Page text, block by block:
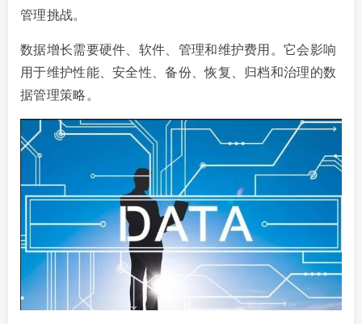
管理挑战。
数据增长需要硬件、软件、管理和维护费用。它会影响
用于维护性能、安全性、备份、恢复、归档和治理的数
据管理策略。